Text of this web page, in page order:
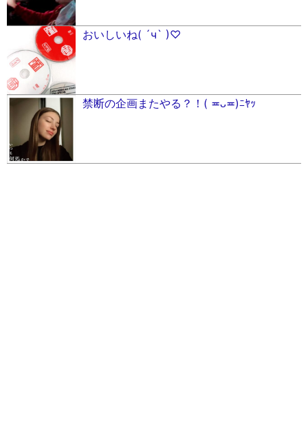
おいしいね( ´ч` )♡
禁断の企画またやる？！( ≖ᴗ≖​)ﾆﾔｯ